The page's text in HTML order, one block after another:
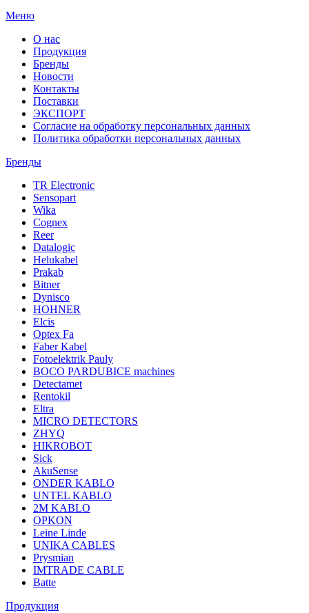
Меню
О нас
Продукция
Бренды
Новости
Контакты
Поставки
ЭКСПОРТ
Согласие на обработку персональных данных
Политика обработки персональных данных
Бренды
TR Electronic
Sensopart
Wika
Cognex
Reer
Datalogic
Helukabel
Prakab
Bitner
Dynisco
HOHNER
Elcis
Optex Fa
Faber Kabel
Fotoelektrik Pauly
BOCO PARDUBICE machines
Detectamet
Rentokil
Eltra
MICRO DETECTORS
ZHYQ
HIKROBOT
Sick
AkuSense
ONDER KABLO
UNTEL KABLO
2M KABLO
OPKON
Leine Linde
UNIKA CABLES
Prysmian
IMTRADE CABLE
Batte
Продукция